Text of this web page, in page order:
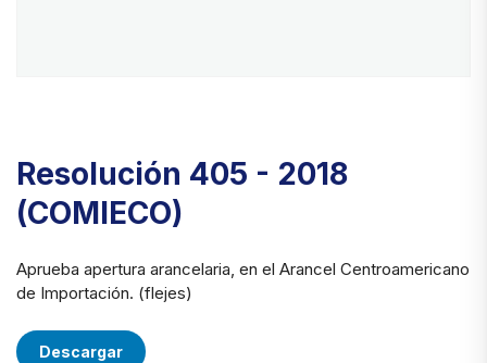
Resolución 405 - 2018
(COMIECO)
Aprueba apertura arancelaria, en el Arancel Centroamericano
de Importación. (flejes)
Descargar